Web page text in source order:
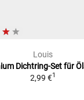
Louis
Dichtring-Set für
2,99 €1